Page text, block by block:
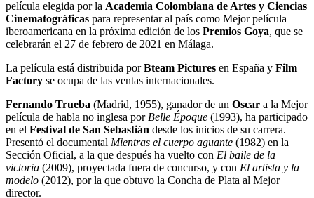
película elegida por la Academia Colombiana de Artes y Ciencias
Cinematográficas para representar al país como Mejor película
iberoamericana en la próxima edición de los Premios Goya, que se
celebrarán el 27 de febrero de 2021 en Málaga.
La película está distribuida porBteam Pictures en España y Film
Factory se ocupa de las ventas internacionales.
Fernando Trueba (Madrid, 1955), ganador de un Oscar a la Mejor
película de habla no inglesa por Belle Époque (1993), ha participado
en el Festival de San Sebastián desde los inicios de su carrera.
Presentó el documental Mientras el cuerpo aguante (1982) en la
Sección Oficial, a la que después ha vuelto con El baile de la
victoria (2009), proyectada fuera de concurso, y con El artista y la
modelo (2012), por la que obtuvo la Concha de Plata al Mejor
director.